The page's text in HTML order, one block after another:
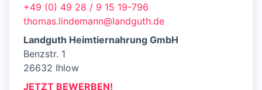
+49 (0) 49 28 / 9 15 19-796
thomas.lindemann@landguth.de
Landguth Heimtiernahrung GmbH
Benzstr. 1
26632 Ihlow
JETZT BEWERBEN!